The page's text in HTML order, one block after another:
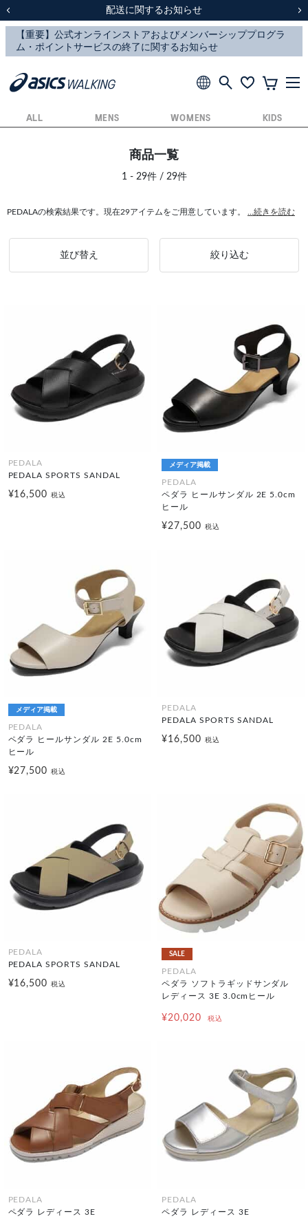
スクスク（SUKU2）価格改定のお知らせ
配送に関するお知らせ
スクスク（SUKU2）価格改定のお知らせ
配送に関するお知らせ
ALL MENS WOMENS KIDS
商品一覧
1 - 29件 / 29件
PEDALAの検索結果です。現在29アイテムをご用意しています。 ...続きを読む
並び替え 絞り込む
PEDALA
PEDALA SPORTS SANDAL
¥16,500税込
メディア掲載
PEDALA
ペダラ ヒールサンダル 2E 5.0cm
ヒール
¥27,500 税込
メディア掲載
PEDALA
ペダラ ヒールサンダル 2E 5.0cm
ヒール
¥27,500税込
PEDALA
PEDALA SPORTS SANDAL
¥16,500 税込
PEDALA
PEDALA SPORTS SANDAL
¥16,500税込
SALE
PEDALA
ペダラ ソフトラギッドサンダル
レディース 3E 3.0cmヒール
¥20,020 税込
PEDALA
ペダラ レディース 3E
PEDALA
ペダラ レディース 3E